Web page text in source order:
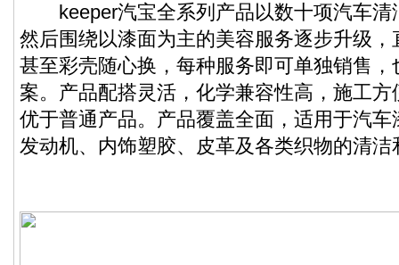
keeper汽宝全系列产品以数十项汽车清
然后围绕以漆面为主的美容服务逐步升级
甚至彩壳随心换，每种服务即可单独销售
案。产品配搭灵活，化学兼容性高，施工
优于普通产品。产品覆盖全面，适用于汽
发动机、内饰塑胶、皮革及各类织物的清洁